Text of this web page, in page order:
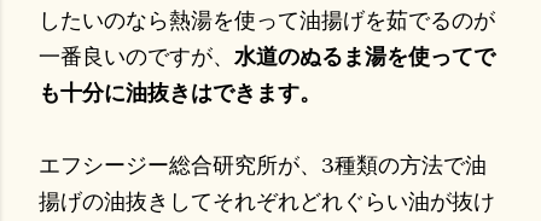
したいのなら熱湯を使って油揚げを茹でるのが
一番良いのですが、 水道のぬるま湯を使ってで
も十分に油抜きはできます。
エフシージー総合研究所が、3種類の方法で油
揚げの油抜きしてそれぞれどれぐらい油が抜け